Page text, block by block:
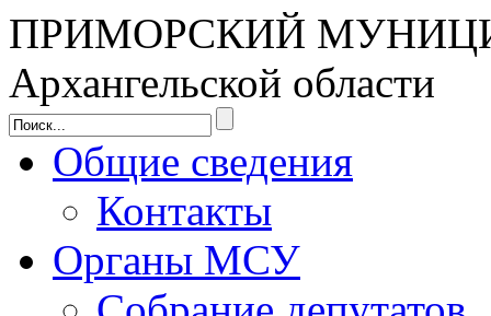
ПРИМОРСКИЙ
Архангельской области
Общие сведения
Контакты
Органы МСУ